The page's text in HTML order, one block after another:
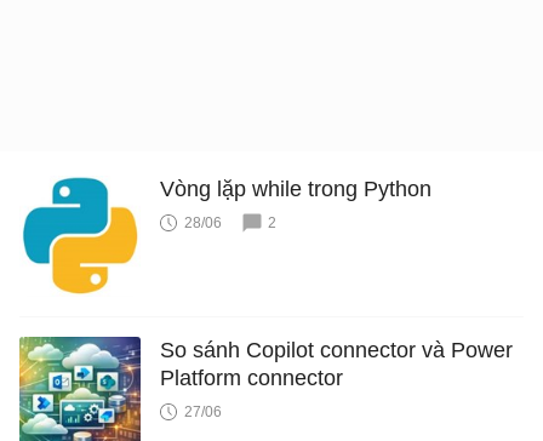
Vòng lặp while trong Python
28/06 2
So sánh Copilot connector và Power
Platform connector
27/06